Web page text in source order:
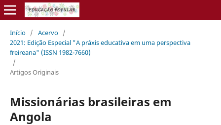
Início / Acervo /
2021: Edição Especial "A práxis educativa em uma perspectiva
freireana" (ISSN 1982-7660)
/
Artigos Originais
Missionárias brasileiras em
Angola